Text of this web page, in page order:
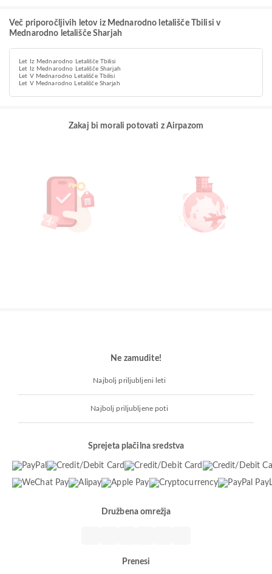
Več priporočljivih letov iz Mednarodno letališče Tbilisi v
Mednarodno letališče Sharjah
Let Iz Mednarodno Letališče Tbilisi
Let Iz Mednarodno Letališče Sharjah
Let V Mednarodno Letališče Tbilisi
Let V Mednarodno Letališče Sharjah
Zakaj bi morali potovati z Airpazom
Ne zamudite!
Najbolj priljubljeni leti
Najbolj priljubljene poti
Sprejeta plačilna sredstva
Družbena omrežja
Prenesi